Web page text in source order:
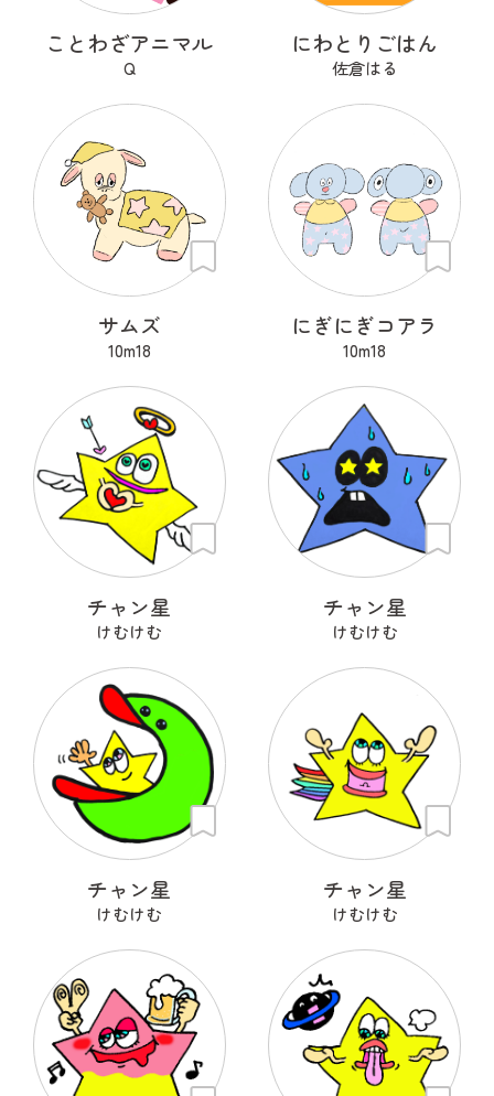
ことわざアニマル
Q
にわとりごはん
佐倉はる
サムズ
10m18
にぎにぎコアラ
10m18
チャン星
けむけむ
チャン星
けむけむ
チャン星
けむけむ
チャン星
けむけむ